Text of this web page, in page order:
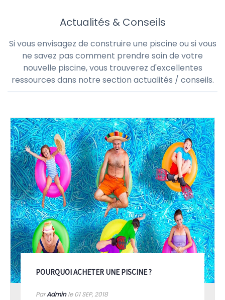
Actualités & Conseils
Si vous envisagez de construire une piscine ou si vous
ne savez pas comment prendre soin de votre
nouvelle piscine, vous trouverez d'excellentes
ressources dans notre section actualités / conseils.
POURQUOI ACHETER UNE PISCINE ?
ParAdminle 01SEP, 2018